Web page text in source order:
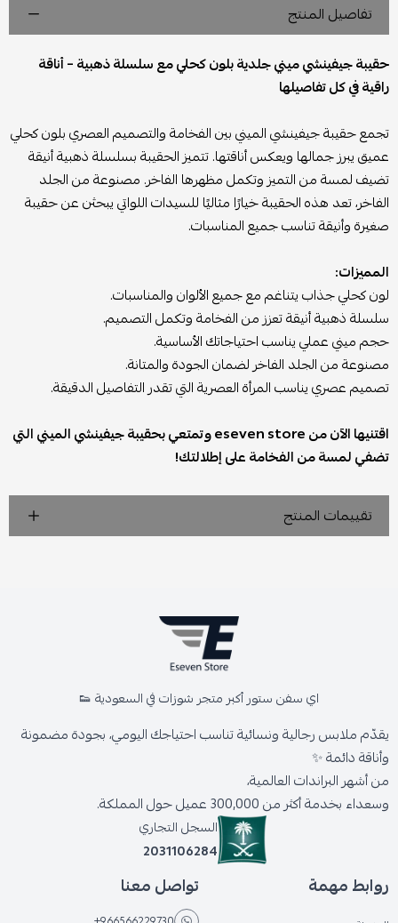
تفاصيل المنتج
حقيبة جيفينشي ميني جلدية بلون كحلي مع سلسلة ذهبية – أناقة
راقية في كل تفاصيلها
تجمع حقيبة جيفينشي الميني بين الفخامة والتصميم العصري بلون كحلي
عميق يبرز جمالها ويعكس أناقتها. تتميز الحقيبة بسلسلة ذهبية أنيقة
تضيف لمسة من التميز وتكمل مظهرها الفاخر. مصنوعة من الجلد
الفاخر، تعد هذه الحقيبة خيارًا مثاليًا للسيدات اللواتي يبحثن عن حقيبة
صغيرة وأنيقة تناسب جميع المناسبات.
المميزات:
لون كحلي جذاب يتناغم مع جميع الألوان والمناسبات.
سلسلة ذهبية أنيقة تعزز من الفخامة وتكمل التصميم.
حجم ميني عملي يناسب احتياجاتك الأساسية.
مصنوعة من الجلد الفاخر لضمان الجودة والمتانة.
تصميم عصري يناسب المرأة العصرية التي تقدر التفاصيل الدقيقة.
اقتنيها الآن من eseven store وتمتعي بحقيبة جيفينشي الميني التي
تضفي لمسة من الفخامة على إطلالتك!
تقييمات المنتج
اي سفن ستور أكبر متجر شوزات في السعودية 👟
يقدّم ملابس رجالية ونسائية تناسب احتياجك اليومي، بجودة مضمونة
وأناقة دائمة ✨
من أشهر البراندات العالمية،
وسعداء بخدمة أكثر من 300,000 عميل حول المملكة.
السجل التجاري
2031106284
روابط مهمة تواصل معنا